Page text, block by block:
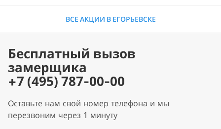
ВСЕ АКЦИИ В ЕГОРЬЕВСКЕ
Бесплатный вызов
замерщика
+7 (495) 787-00-00
Оставьте нам свой номер телефона и мы
перезвоним через 1 минуту